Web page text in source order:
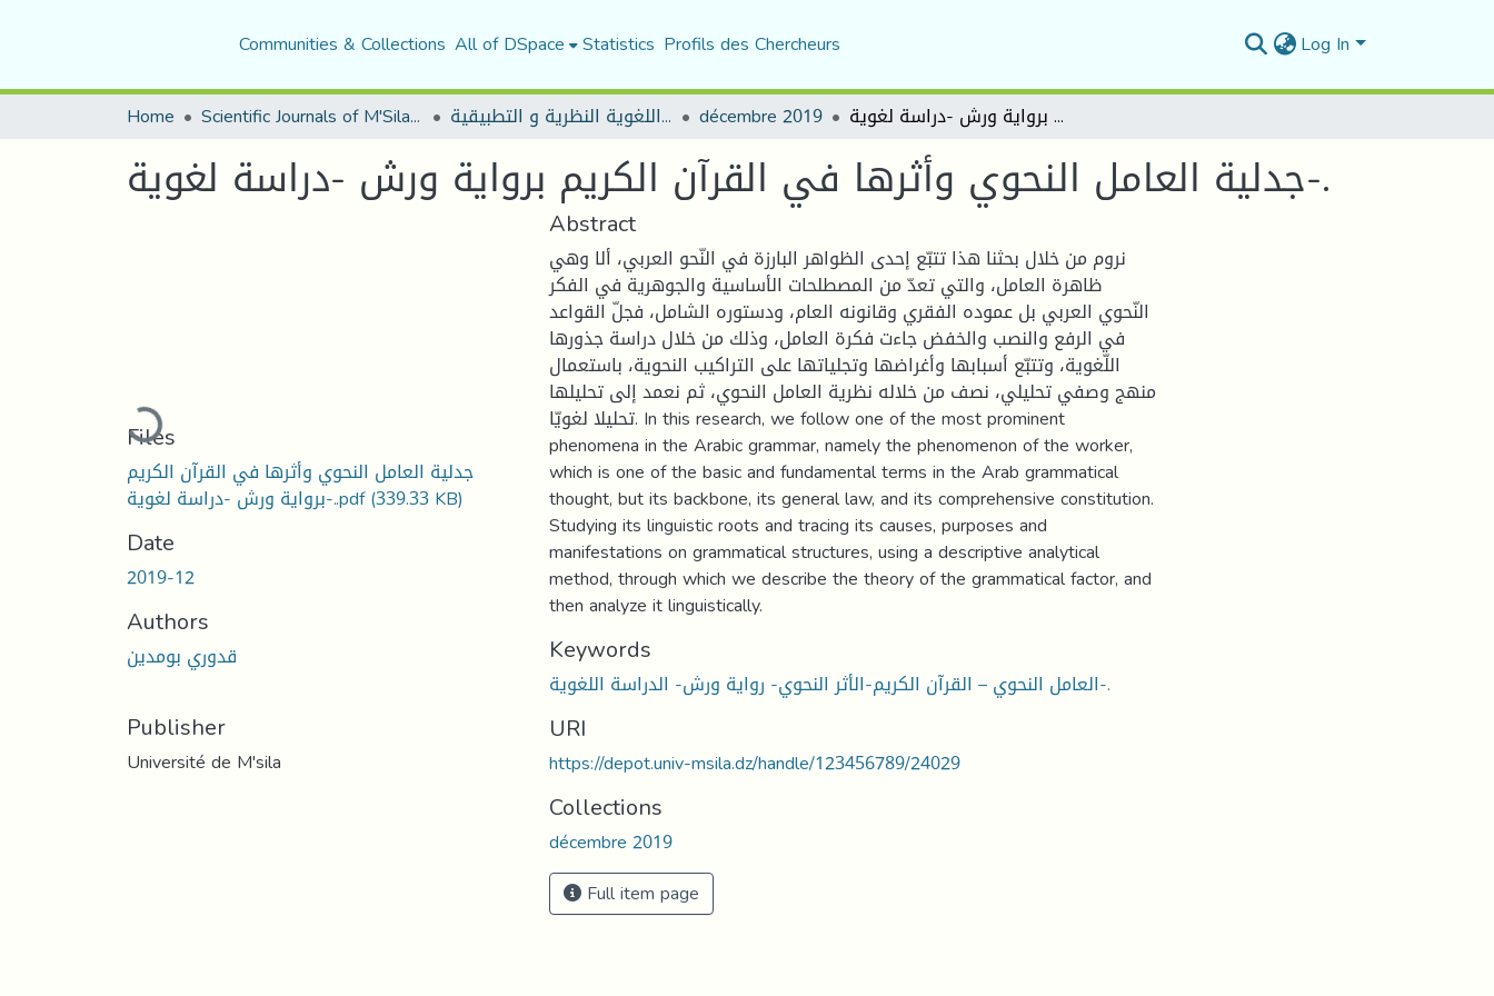
Communities & Collections All of DSpace Statistics Profils des Chercheurs Log In
Home Scientific Journals of M'Sila University مجلة المقرى للدراسات اللغوية النظرية و التطبيقية décembre 2019 جدلية العامل النحوي وأثرها في القرآن الكريم برواية ورش -دراسة لغوية-.
جدلية العامل النحوي وأثرها في القرآن الكريم برواية ورش -دراسة لغوية-.
Loading...
Files
جدلية العامل النحوي وأثرها في القرآن الكريم
برواية ورش -دراسة لغوية-..pdf(339.33 KB)
Date
2019-12
Authors
قدوري بومدين
Publisher
Université de M'sila
Abstract
نروم من خلال بحثنا هذا تتبّع إحدى الظواهر البارزة في النّحو العربي، ألا وهي
ظاهرة العامل، والتي تعدّ من المصطلحات الأساسية والجوهرية في الفكر
النّحوي العربي بل عموده الفقري وقانونه العام، ودستوره الشامل، فجلّ القواعد
في الرفع والنصب والخفض جاءت فكرة العامل، وذلك من خلال دراسة جذورها
اللّغوية، وتتبّع أسبابها وأغراضها وتجلياتها على التراكيب النحوية، باستعمال
منهج وصفي تحليلي، نصف من خلاله نظرية العامل النحوي، ثم نعمد إلى تحليلها
تحليلا لغويّا. In this research, we follow one of the most prominent
phenomena in the Arabic grammar, namely the phenomenon of the worker,
which is one of the basic and fundamental terms in the Arab grammatical
thought, but its backbone, its general law, and its comprehensive constitution.
Studying its linguistic roots and tracing its causes, purposes and
manifestations on grammatical structures, using a descriptive analytical
method, through which we describe the theory of the grammatical factor, and
then analyze it linguistically.
Keywords
العامل النحوي – القرآن الكريم-الأثر النحوي- رواية ورش- الدراسة اللغوية-.
URI
https://depot.univ-msila.dz/handle/123456789/24029
Collections
décembre 2019
Full item page